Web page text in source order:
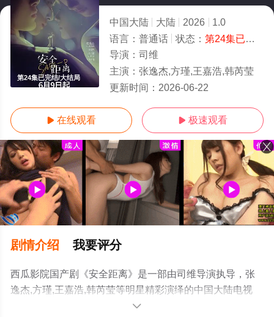
第24集已完结/大结局
中国大陆 大陆 2026
1.0
语言： 普通话 状态： 第24集已完结
导演： 司维
主演： 张逸杰,方瑾,王嘉浩,韩芮莹
更新时间： 2026-06-22
 在线观看  极速观看
剧情介绍 我要评分
西瓜影院国产剧《安全距离》是一部由司维导演执导，张
逸杰,方瑾,王嘉浩,韩芮莹等明星精彩演绎的中国大陆电视
剧，大结局剧情已揭晓（第24集已完结），手机免费观看
